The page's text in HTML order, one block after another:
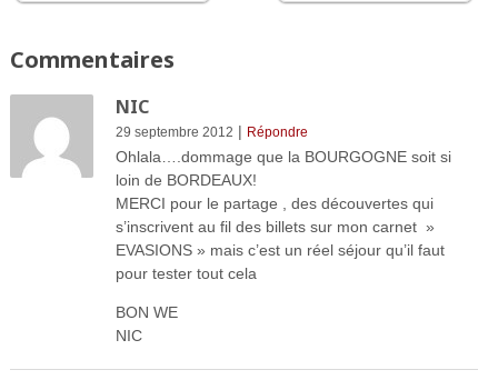
Commentaires
NIC
29 septembre 2012 | Répondre
Ohlala….dommage que la BOURGOGNE soit si
loin de BORDEAUX!
MERCI pour le partage , des découvertes qui
s’inscrivent au fil des billets sur mon carnet »
EVASIONS » mais c’est un réel séjour qu’il faut
pour tester tout cela
BON WE
NIC